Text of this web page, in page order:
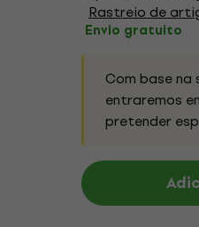
Rastreio de
Envio gratuito
Com base
entraremos
pretender